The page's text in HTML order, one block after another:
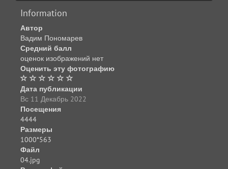
Information
Автор
Вадим Пономарев
Средний балл
оценок изображений нет
Оценить эту фотографию
Дата публикации
Вс 11 Декабрь 2022
Посещения
4444
Размеры
1000*563
Файл
04.jpg